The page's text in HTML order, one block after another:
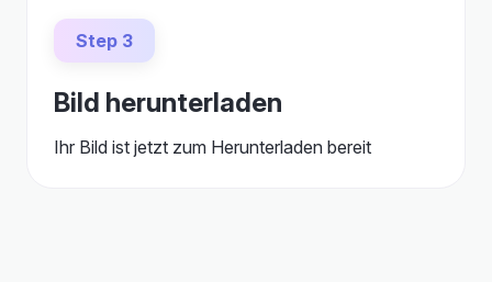
Step 3
Bild herunterladen
Ihr Bild ist jetzt zum Herunterladen bereit